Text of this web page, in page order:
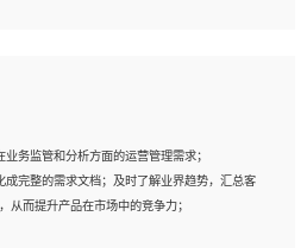
python和spark开发；
图像处理软件，熟练进行图像处理；
和关联分析算法原理，能熟练使用神经网络算法
模型调参，压缩和整型化方法；
务监管和分析方面的运营管理需求；
完整的需求文档；及时了解业界趋势，汇总客
从而提升产品在市场中的竞争力；